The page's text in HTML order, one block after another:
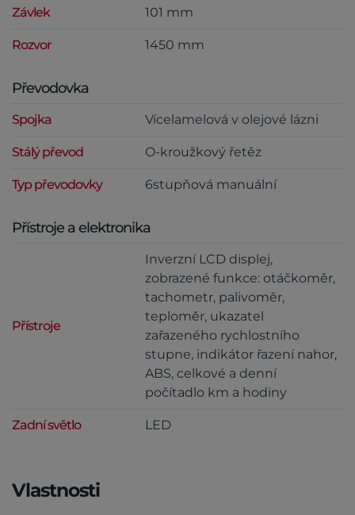
Závlek 101 mm
Rozvor 1450 mm
Převodovka
Spojka Vícelamelová v olejové lázni
Stálý převod O-kroužkový řetěz
Typ převodovky 6stupňová manuální
Přístroje a elektronika
Přístroje
Inverzní LCD displej,
zobrazené funkce: otáčkoměr,
tachometr, palivoměr,
teploměr, ukazatel
zařazeného rychlostního
stupne, indikátor řazení nahor,
ABS, celkové a denní
počítadlo km a hodiny
Zadní světlo LED
Vlastnosti